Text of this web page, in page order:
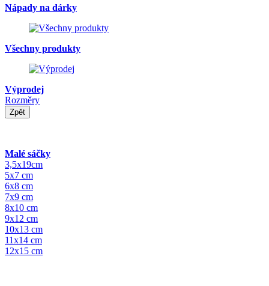
Nápady na dárky
Všechny produkty
Výprodej
Rozměry
Zpět
Malé sáčky
3,5x19cm
5x7 cm
6x8 cm
7x9 cm
8x10 cm
9x12 cm
10x13 cm
11x14 cm
12x15 cm